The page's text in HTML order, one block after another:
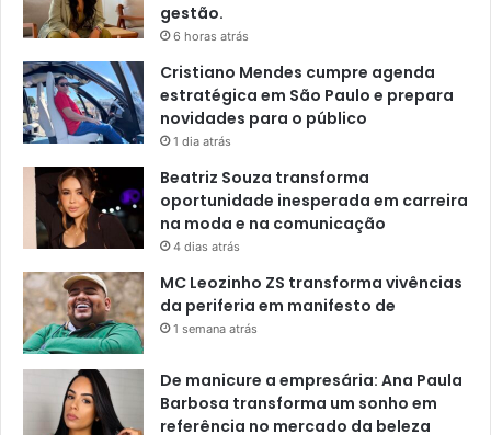
gestão.
6 horas atrás
Cristiano Mendes cumpre agenda
estratégica em São Paulo e prepara
novidades para o público
1 dia atrás
Beatriz Souza transforma
oportunidade inesperada em carreira
na moda e na comunicação
4 dias atrás
MC Leozinho ZS transforma vivências
da periferia em manifesto de
1 semana atrás
De manicure a empresária: Ana Paula
Barbosa transforma um sonho em
referência no mercado da beleza